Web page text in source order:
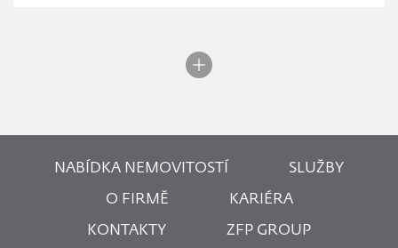
NABÍDKA NEMOVITOSTÍ SLUŽBY
O FIRMĚ KARIÉRA
KONTAKTY ZFP GROUP